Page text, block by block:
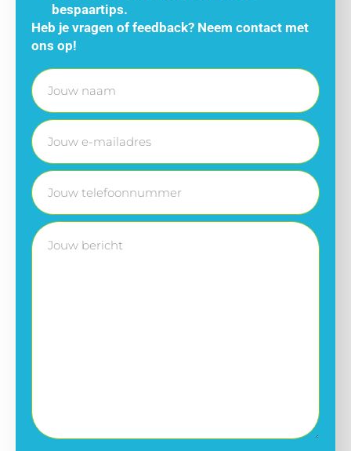
bespaartips.
Heb je vragen of feedback? Neem contact met
ons op!